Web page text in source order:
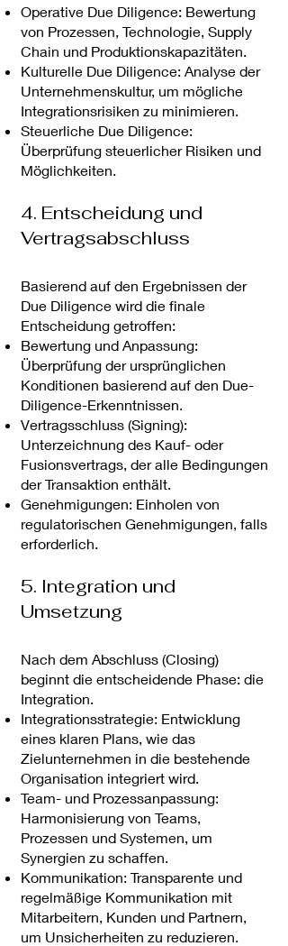
Operative Due Diligence: Bewertung
von Prozessen, Technologie, Supply
Chain und Produktionskapazitäten.
Kulturelle Due Diligence: Analyse der
Unternehmenskultur, um mögliche
Integrationsrisiken zu minimieren.
Steuerliche Due Diligence:
Überprüfung steuerlicher Risiken und
Möglichkeiten.
4. Entscheidung und
Vertragsabschluss
Basierend auf den Ergebnissen der
Due Diligence wird die finale
Entscheidung getroffen:
Bewertung und Anpassung:
Überprüfung der ursprünglichen
Konditionen basierend auf den Due-
Diligence-Erkenntnissen.
Vertragsschluss (Signing):
Unterzeichnung des Kauf- oder
Fusionsvertrags, der alle Bedingungen
der Transaktion enthält.
Genehmigungen: Einholen von
regulatorischen Genehmigungen, falls
erforderlich.
5. Integration und
Umsetzung
Nach dem Abschluss (Closing)
beginnt die entscheidende Phase: die
Integration.
Integrationsstrategie: Entwicklung
eines klaren Plans, wie das
Zielunternehmen in die bestehende
Organisation integriert wird.
Team- und Prozessanpassung:
Harmonisierung von Teams,
Prozessen und Systemen, um
Synergien zu schaffen.
Kommunikation: Transparente und
regelmäßige Kommunikation mit
Mitarbeitern, Kunden und Partnern,
um Unsicherheiten zu reduzieren.